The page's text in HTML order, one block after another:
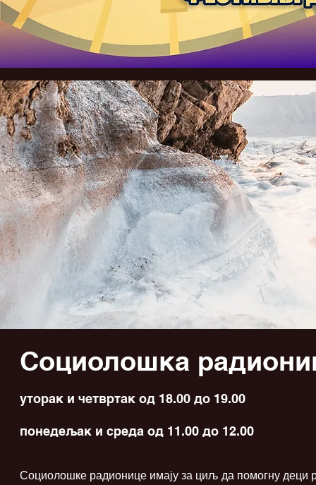
Социолошка
уторак и четвртак од 18.00 до 19.00
понедељак и среда од 11.00 до 12.00
Социолошке радионице имају за циљ да помогну деци